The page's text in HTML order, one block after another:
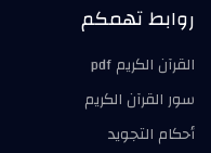
روابط تهمكم
القرآن الكريم pdf
سور القرآن الكريم
أحكام التجويد